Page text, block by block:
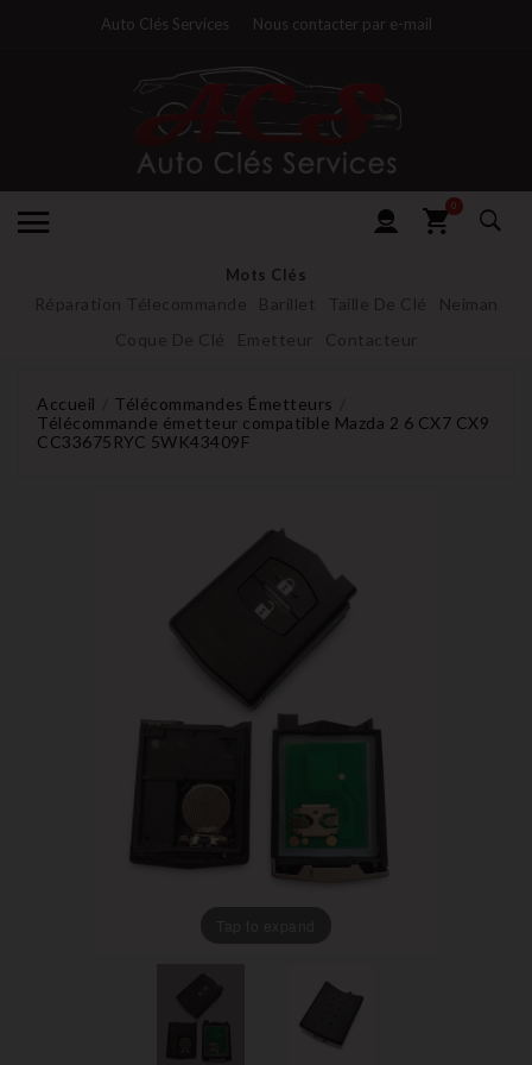
Auto Clés Services Nous contacter par e-mail
0
Mots Clés
Réparation Télecommande Barillet Taille De Clé
Neiman
Coque De Clé
Emetteur Contacteur
Accueil
Télécommandes Émetteurs
Télécommande émetteur compatible Mazda 2 6 CX7 CX9
CC33675RYC 5WK43409F